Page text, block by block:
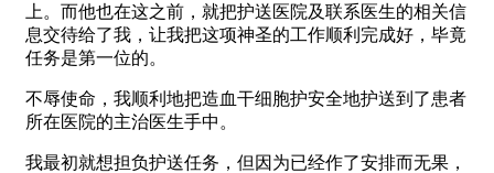
上。而他也在这之前，就把护送医院及联系医生的相关信
息交待给了我，让我把这项神圣的工作顺利完成好，毕竟
任务是第一位的。
不辱使命，我顺利地把造血干细胞护安全地护送到了患者
所在医院的主治医生手中。
我最初就想担负护送任务，但因为已经作了安排而无果，